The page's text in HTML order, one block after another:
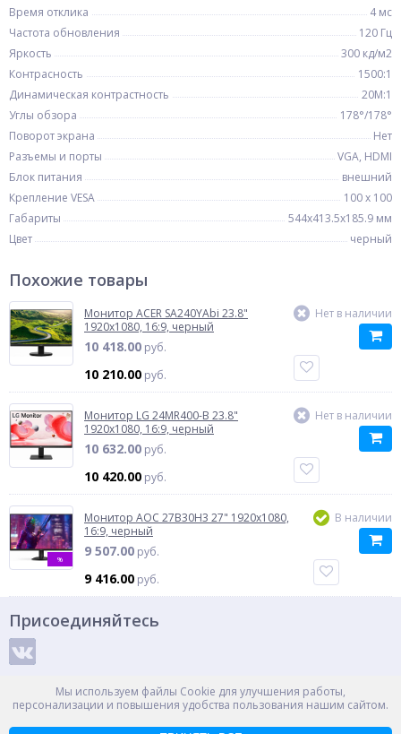
Время отклика
4 мс
Частота обновления
120 Гц
Яркость
300 кд/м2
Контрасность
1500:1
Динамическая контрастность
20M:1
Углы обзора
178°/178°
Поворот экрана
Нет
Разъемы и порты
VGA, HDMI
Блок питания
внешний
Крепление VESA
100 x 100
Габариты
544х413.5х185.9 мм
Цвет
черный
Похожие товары
Монитор ACER SA240YAbi 23.8"
1920x1080, 16:9, черный
10 418.00 руб.
10 210.00 руб.
Нет в наличии
Монитор LG 24MR400-B 23.8"
1920x1080, 16:9, черный
10 632.00 руб.
10 420.00 руб.
Нет в наличии
%
Монитор AOC 27B30H3 27" 1920x1080,
16:9, черный
9 507.00 руб.
9 416.00 руб.
В наличии
Мы используем файлы Cookie для улучшения работы,
персонализации и повышения удобства пользования нашим сайтом.
Присоединяйтесь
Способы оплаты